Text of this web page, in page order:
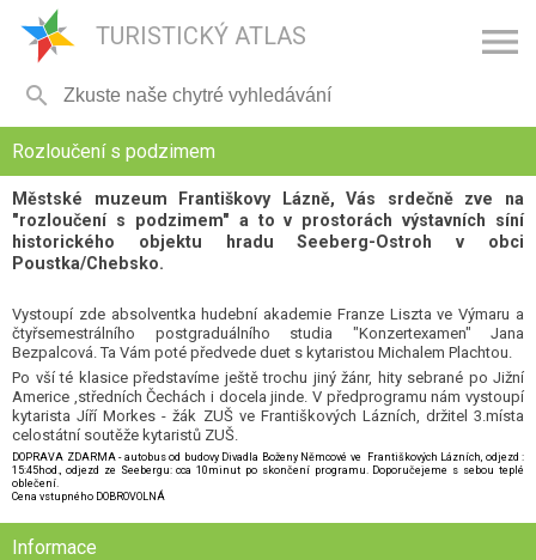
TURISTICKÝ ATLAS 

Rozloučení s podzimem
Městské muzeum Františkovy Lázně, Vás srdečně zve na
"rozloučení s podzimem" a to v prostorách výstavních síní
historického objektu hradu Seeberg-Ostroh v obci
Poustka/Chebsko.
Vystoupí zde absolventka hudební akademie Franze Liszta ve Výmaru a
čtyřsemestrálního postgraduálního studia "Konzertexamen" Jana
Bezpalcová. Ta Vám poté předvede duet s kytaristou Michalem Plachtou.
Po vší té klasice představíme ještě trochu jiný žánr, hity sebrané po Jižní
Americe ,středních Čechách i docela jinde. V předprogramu nám vystoupí
kytarista Jíří Morkes - žák ZUŠ ve Františkových Lázních, držitel 3.místa
celostátní soutěže kytaristů ZUŠ.
DOPRAVA ZDARMA - autobus od budovy Divadla Boženy Němcové ve Františkových Lázních, odjezd :
15:45hod., odjezd ze Seebergu: cca 10minut po skončení programu. Doporučejeme s sebou teplé
oblečení.
Cena vstupného DOBROVOLNÁ
Informace